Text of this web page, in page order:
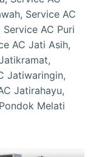
Service AC
AC Puri
AC Jati Asih,
Jatiwaringin,
Jatirahayu,
Melati